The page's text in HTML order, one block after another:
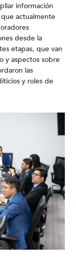
información
actualmente
desde la
etapas, que van
y aspectos sobre
las
y roles de